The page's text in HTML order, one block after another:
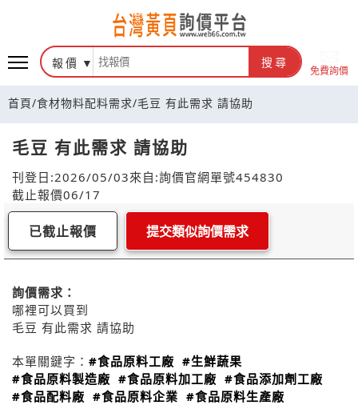
報價 搜尋
免費詢價
首頁/食材物料配料需求/毛豆 有此需求 請協助
毛豆 有此需求 請協助
刊登日:2026/05/03來自:詢價官網單號454830
截止報價06/17
已截止報價 提交類似詢價需求
詢價需求：
哪裡可以買到
毛豆 有此需求 請協助
本單關鍵字： #食品原料工廠 #生鮮蔬果
#食品原料製造廠 #食品原料加工廠 #食品添加劑工廠
#食品配料廠 #食品原料企業 #食品原料生產廠